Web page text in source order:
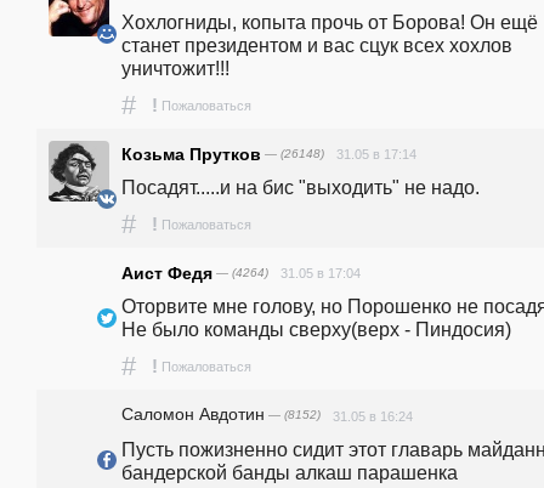
Хохлогниды, копыта прочь от Борова! Он ещё
станет президентом и вас сцук всех хохлов
уничтожит!!!
# ! Пожаловаться
Козьма Прутков — (26148) 31.05 в 17:14
Посадят.....и на бис "выходить" не надо.
# ! Пожаловаться
Аист Федя — (4264) 31.05 в 17:04
Оторвите мне голову, но Порошенко не
Не было команды сверху(верх - Пиндосия)
# ! Пожаловаться
Саломон Авдотин — (8152) 31.05 в 16:24
Пусть пожизненно сидит этот главарь
бандерской банды алкаш парашенка